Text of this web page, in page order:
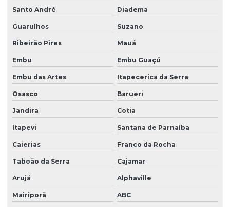
Santo André Diadema
Guarulhos Suzano
Ribeirão Pires Mauá
Embu Embu Guaçú
Embu das Artes Itapecerica da Serra
Osasco Barueri
Jandira Cotia
Itapevi Santana de Parnaíba
Caierias Franco da Rocha
Taboão da Serra Cajamar
Arujá Alphaville
Mairiporã ABC